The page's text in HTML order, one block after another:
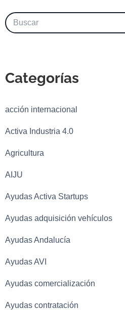
Categorías
acción internacional
Activa Industria 4.0
Agricultura
AIJU
Ayudas Activa Startups
Ayudas adquisición vehículos
Ayudas Andalucía
Ayudas AVI
Ayudas comercialización
Ayudas contratación